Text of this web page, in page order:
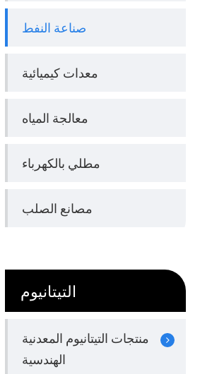
صناعة النفط
معدات كيميائية
معالجة المياه
مطلي بالكهرباء
مصانع الصلب
التيتانيوم
منتجات التيتانيوم المعدنية
الهندسية